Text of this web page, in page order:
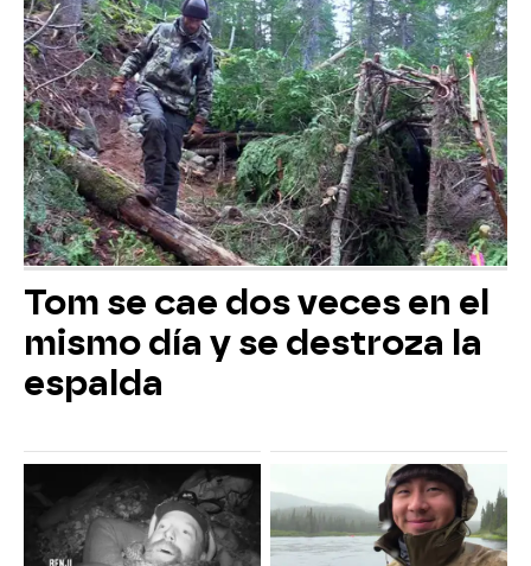
Tom se cae dos veces en el
mismo día y se destroza la
espalda